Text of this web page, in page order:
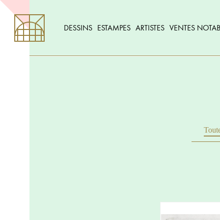
DESSINS ESTAMPES ARTISTES VENTES